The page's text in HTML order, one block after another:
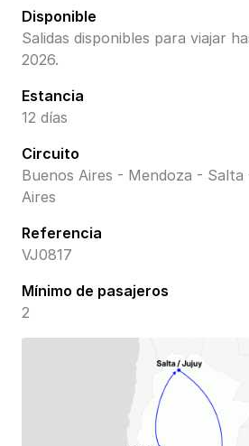
Disponible
Salidas disponibles para viajar
2026.
Estancia
12 días
Circuito
Buenos Aires - Mendoza -
Aires
Referencia
VJ0817
Mínimo de pasajeros
2